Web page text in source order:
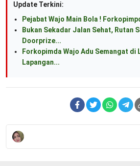
Update Terkini:
Pejabat Wajo Main Bola !
Bukan Sekadar Jalan Sehat, Rutan
Doorprize...
Forkopimda Wajo Adu Semangat di
Lapangan...